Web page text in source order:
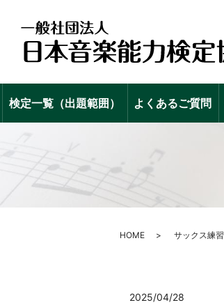
検定一覧（出題範囲） よくあるご質問
HOME サックス練習
2025/04/28